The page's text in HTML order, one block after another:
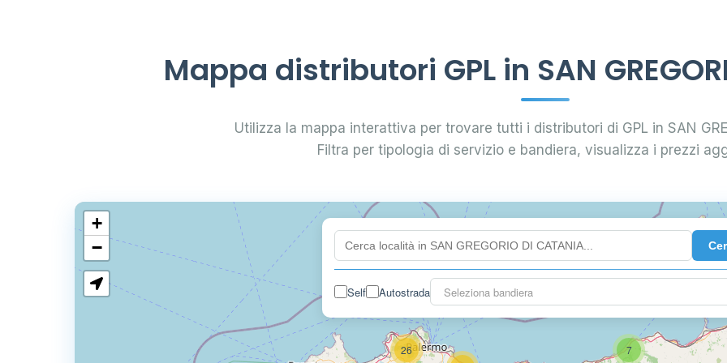
Mappa distributori GPL in SAN
Utilizza la mappa interattiva per trovare tutti i distributori di GPL in SAN
Filtra per tipologia di servizio e bandiera, visualizza i prezzi
Self Autostrada Seleziona bandiera
7
26
0.991 €
+
−